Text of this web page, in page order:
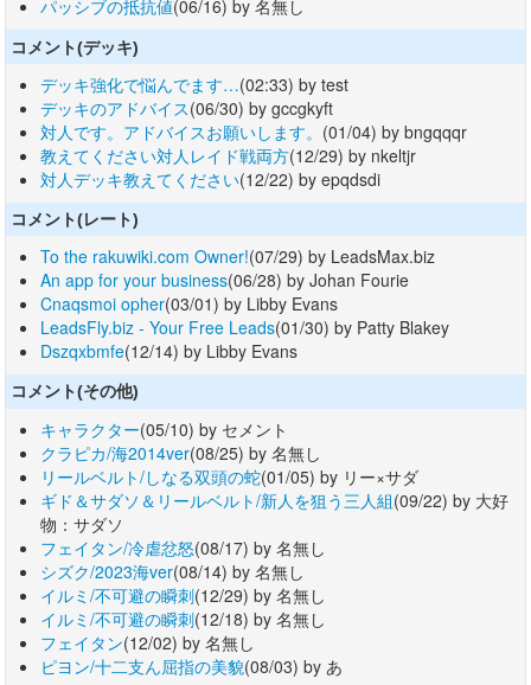
パッシブの抵抗値(06/16) by 名無し
コメント(デッキ)
デッキ強化で悩んでます…(02:33) by test
デッキのアドバイス(06/30) by gccgkyft
対人です。アドバイスお願いします。 (01/04) by bngqqqr
教えてください対人レイド戦両方(12/29) by nkeltjr
対人デッキ教えてください(12/22) by epqdsdi
コメント(レート)
To the rakuwiki.com Owner!(07/29) by LeadsMax.biz
An app for your business(06/28) by Johan Fourie
Cnaqsmoi opher(03/01) by Libby Evans
LeadsFly.biz - Your Free Leads(01/30) by Patty Blakey
Dszqxbmfe(12/14) by Libby Evans
コメント(その他)
キャラクター(05/10) by セメント
クラピカ/海2014ver(08/25) by 名無し
リールベルト/しなる双頭の蛇(01/05) by リー×サダ
ギド＆サダソ＆リールベルト/新人を狙う三人組(09/22) by 大好
物：サダソ
フェイタン/冷虐忿怒(08/17) by 名無し
シズク/2023海ver(08/14) by 名無し
イルミ/不可避の瞬刺(12/29) by 名無し
イルミ/不可避の瞬刺(12/18) by 名無し
フェイタン(12/02) by 名無し
ピヨン/十二支ん屈指の美貌(08/03) by あ